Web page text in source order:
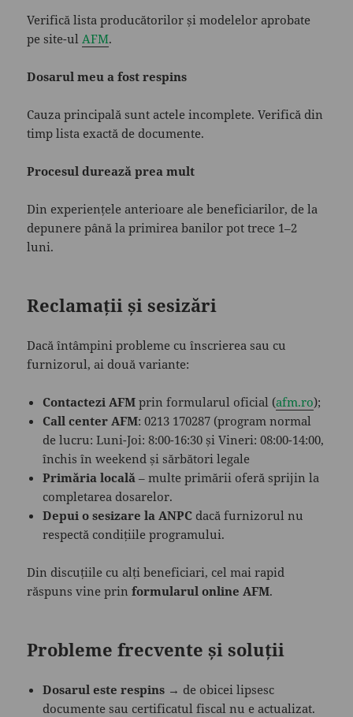
Verifică lista producătorilor și modelelor aprobate
pe site-ul AFM.
Dosarul meu a fost respins
Cauza principală sunt actele incomplete. Verifică din
timp lista exactă de documente.
Procesul durează prea mult
Din experiențele anterioare ale beneficiarilor, de la
depunere până la primirea banilor pot trece 1–2
luni.
Reclamații și sesizări
Dacă întâmpini probleme cu înscrierea sau cu
furnizorul, ai două variante:
Contactezi AFM prin formularul oficial (afm.ro);
Call center AFM: 0213 170287 (program normal
de lucru: Luni-Joi: 8:00-16:30 și Vineri: 08:00-14:00,
închis în weekend și sărbători legale
Primăria locală – multe primării oferă sprijin la
completarea dosarelor.
Depui o sesizare la ANPC dacă furnizorul nu
respectă condițiile programului.
Din discuțiile cu alți beneficiari, cel mai rapid
răspuns vine prinformularul online AFM.
Probleme frecvente și soluții
Dosarul este respins → de obicei lipsesc
documente sau certificatul fiscal nu e actualizat.